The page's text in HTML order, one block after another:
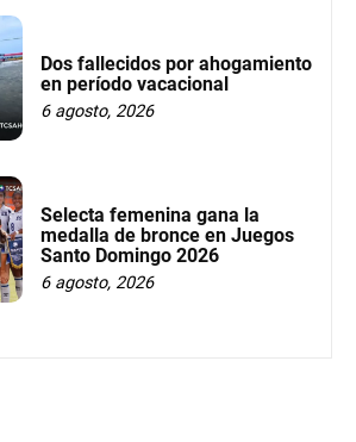
Dos fallecidos por ahogamiento
en período vacacional
6 agosto, 2026
Selecta femenina gana la
medalla de bronce en Juegos
Santo Domingo 2026
6 agosto, 2026